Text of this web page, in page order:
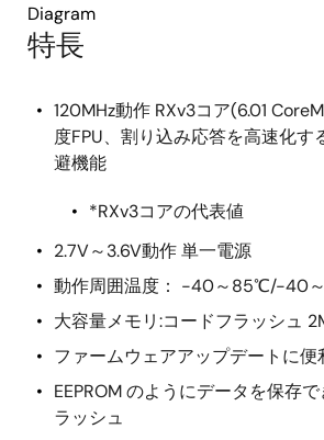
特長
120MHz動作 RXv3コア(6.01
度FPU、割り込み応答を高速化す
避機能
*RXv3コアの代表値
2.7V～3.6V動作 単一電源
動作周囲温度： -40～85℃/-40
大容量メモリ:コードフラッシュ
ファームウェアアップデートに
EEPROM のようにデータを保存
ラッシュ
Diagram